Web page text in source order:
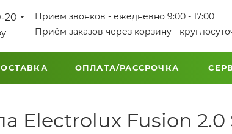
20
Прием звонков - ежедневно 9:00 - 17:00
Приём заказов через корзину -
ОПЛАТА/РАССРОЧКА
Electrolux Fusion 2.0